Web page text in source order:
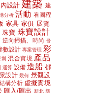
設計 建築 建
分析 活動 看圖程
家具 家俱 展覽
珠寶 珠寶設計
逆向掃描、時尚 骨
數設計 專案管理 彩
混合實境 產品
運算 設備 造船 都
設計 幾何 景觀設
構分析 虛擬實境
匯入/匯出 新北 新